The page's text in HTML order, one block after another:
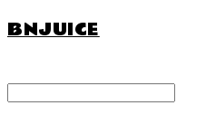
BNJUICE